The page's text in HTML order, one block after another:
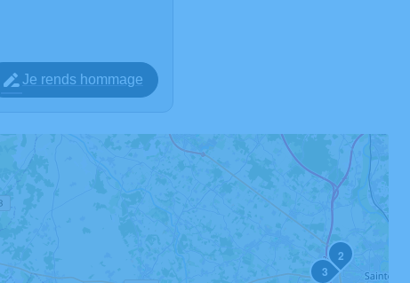
Je rends hommage
2
3